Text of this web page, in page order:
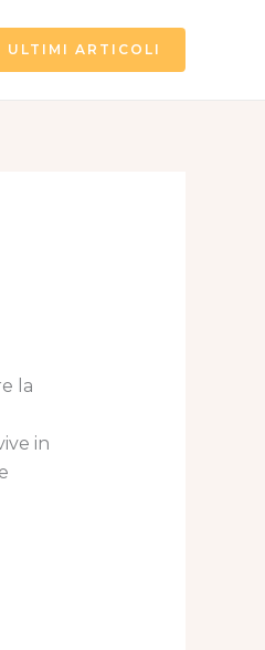
ULTIMI ARTICOLI
la
in